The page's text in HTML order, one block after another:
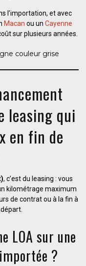
l’importation, et avec
Macan ou un Cayenne
sur plusieurs années.
leasing qui
en fin de
, c’est du leasing : vous
kilométrage maximum
de contrat ou à la fin à
LOA sur une
?